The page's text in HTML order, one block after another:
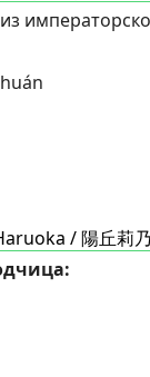
из
/ 陽丘莉乃